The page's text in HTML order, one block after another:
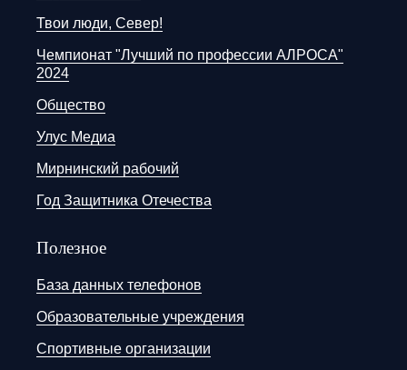
Твои люди, Север!
Чемпионат "Лучший по профессии АЛРОСА"
2024
Общество
Улус Медиа
Мирнинский рабочий
Год Защитника Отечества
Полезное
База данных телефонов
Образовательные учреждения
Спортивные организации